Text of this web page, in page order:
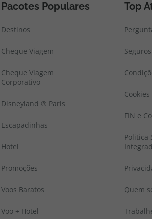
Pacotes Populares
Destinos
Cheque Viagem
Cheque Viagem
Corporativo
Disneyland ® Paris
Escapadinhas
Hotel
Promoções
Voos Baratos
Voo + Hotel
Top
Cookies
FIN e
Politica
Quem